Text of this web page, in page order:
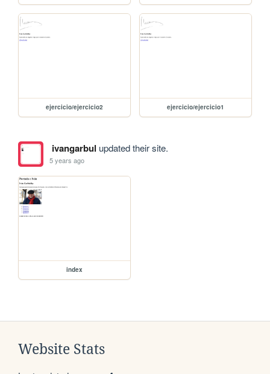
ejercicio/ejercicio2 ejercicio/ejercicio1
ivangarbul updated their site.
5 years ago
index
Website Stats